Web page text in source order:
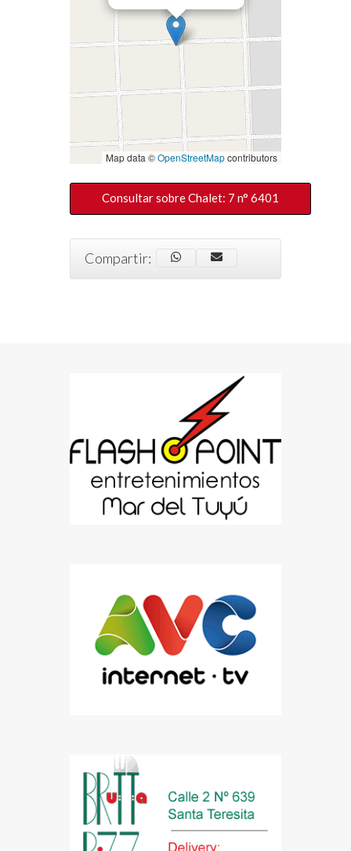
Map data ©OpenStreetMapcontributors
Consultar sobre Chalet: 7 n° 6401
Compartir: